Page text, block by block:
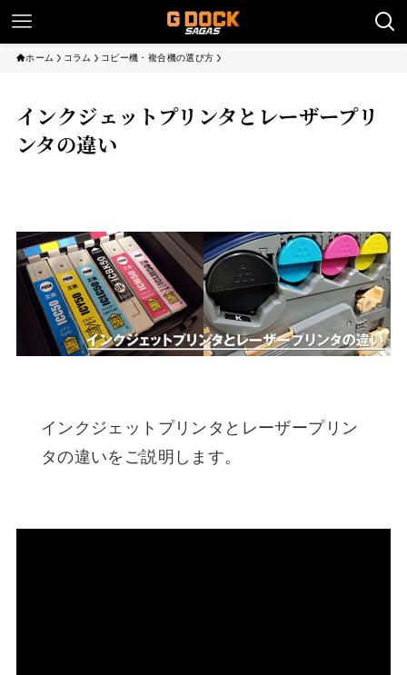
ホーム コラム コピー機・複合機の選び方
インクジェットプリンタとレーザープリ
ンタの違い
インクジェットプリンタとレーザープリン
タの違いをご説明します。